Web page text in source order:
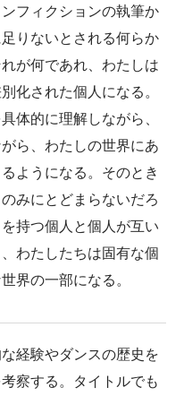
フィクションの執筆か
りないとされる何らか
が何であれ、わたしは
化された個人になる。
体的に理解しながら、
ら、わたしの世界にあ
ようになる。そのとき
みにとどまらないだろ
持つ個人と個人が互い
わたしたちは固有な個
界の一部になる。
経験やダンスの歴史を
察する。タイトルでも